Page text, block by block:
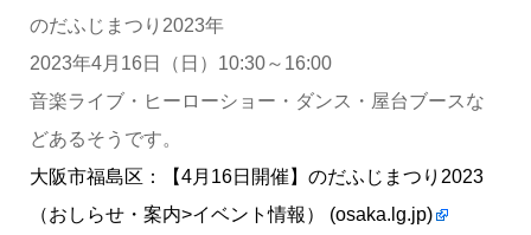
のだふじまつり2023年
2023年4月16日（日）10:30～16:00
音楽ライブ・ヒーローショー・ダンス・屋台ブースな
どあるそうです。
大阪市福島区：【4月16日開催】のだふじまつり2023
（おしらせ・案内>イベント情報） (osaka.lg.jp)